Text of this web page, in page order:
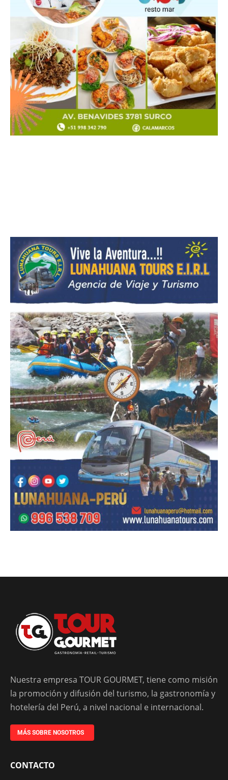
Nuestra empresa TOUR GOURMET, tiene como misión
la promoción y difusión del turismo, la gastronomía y
hotelería del Perú, a nivel nacional e internacional.
MÁS SOBRE NOSOTROS
CONTACTO